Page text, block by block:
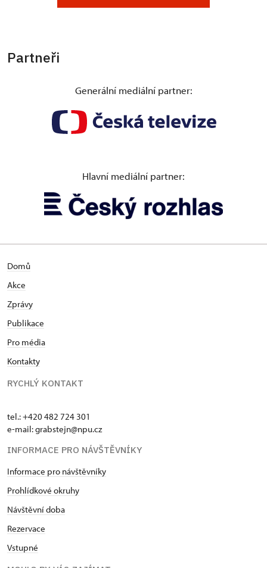
Partneři
Generální mediální partner:
Hlavní mediální partner:
Domů
Akce
Zprávy
Publikace
Pro média
Kontakty
RYCHLÝ KONTAKT
tel.: +420 482 724 301
e-mail: grabstejn@npu.cz
INFORMACE PRO NÁVŠTĚVNÍKY
Informace pro návštěvníky
Prohlídkové okruhy
Návštěvní doba
Rezervace
Vstupné